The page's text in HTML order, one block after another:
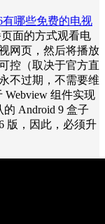
有哪些免费的电视
面的方式观看电
网页，然后将播放
控（取决于官方直
不过期，不需要维
组件实现
Android 9 盒子
版，因此，必须升